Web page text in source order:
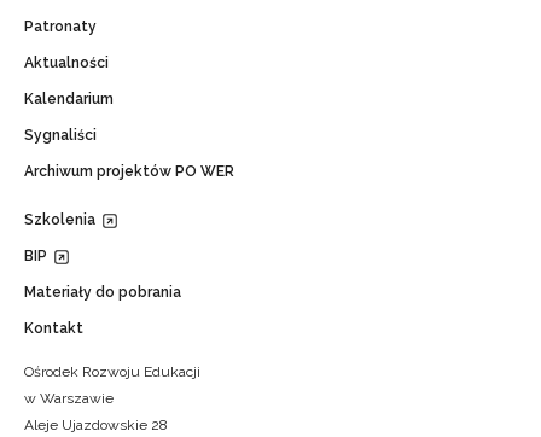
Patronaty
Aktualności
Kalendarium
Sygnaliści
Archiwum projektów PO WER
Szkolenia
BIP
Materiały do pobrania
Kontakt
Ośrodek Rozwoju Edukacji
w Warszawie
Aleje Ujazdowskie 28